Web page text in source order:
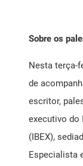
Sobre os
Nesta terça-
de
escritor,
executivo do
(IBEX),
Especialista